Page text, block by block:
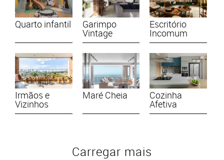
Quarto infantil Garimpo
Vintage
Escritório
Incomum
Irmãos e
Vizinhos
Maré Cheia Cozinha
Afetiva
Carregar mais